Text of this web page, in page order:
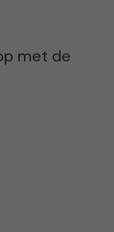
met de